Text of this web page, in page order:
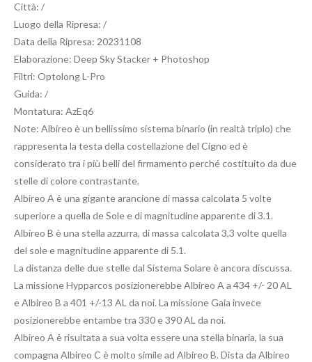
Città: /
Luogo della Ripresa: /
Data della Ripresa: 20231108
Elaborazione: Deep Sky Stacker + Photoshop
Filtri: Optolong L-Pro
Guida: /
Montatura: AzEq6
Note: Albireo è un bellissimo sistema binario (in realtà triplo) che
rappresenta la testa della costellazione del Cigno ed è
considerato tra i più belli del firmamento perché costituito da due
stelle di colore contrastante.
Albireo A è una gigante arancione di massa calcolata 5 volte
superiore a quella de Sole e di magnitudine apparente di 3.1.
Albireo B è una stella azzurra, di massa calcolata 3,3 volte quella
del sole e magnitudine apparente di 5.1.
La distanza delle due stelle dal Sistema Solare è ancora discussa.
La missione Hypparcos posizionerebbe Albireo A a 434 +/- 20 AL
e Albireo B a 401 +/-13 AL da noi. La missione Gaia invece
posizionerebbe entambe tra 330 e 390 AL da noi.
Albireo A è risultata a sua volta essere una stella binaria, la sua
compagna Albireo C è molto simile ad Albireo B. Dista da Albireo